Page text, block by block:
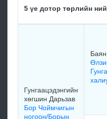
5 үе дотор төрлийн
Гунгаацэдэнгийн
хөгшин Дарьзав
Бор Чоймчигын
ногоон/Борын